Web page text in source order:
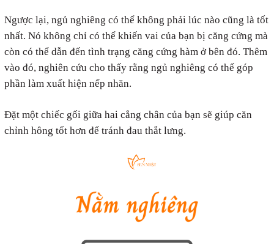
Ngược lại, ngủ nghiêng có thể không phải lúc nào cũng là tốt
nhất. Nó không chỉ có thể khiến vai của bạn bị căng cứng mà
còn có thể dẫn đến tình trạng căng cứng hàm ở bên đó. Thêm
vào đó, nghiên cứu cho thấy rằng ngủ nghiêng có thể góp
phần làm xuất hiện nếp nhăn.
Đặt một chiếc gối giữa hai cẳng chân của bạn sẽ giúp căn
chỉnh hông tốt hơn để tránh đau thắt lưng.